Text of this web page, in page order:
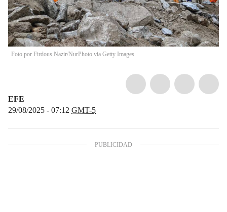
Foto por Firdous Nazir/NurPhoto via Getty Images
EFE
29/08/2025 - 07:12 GMT-5